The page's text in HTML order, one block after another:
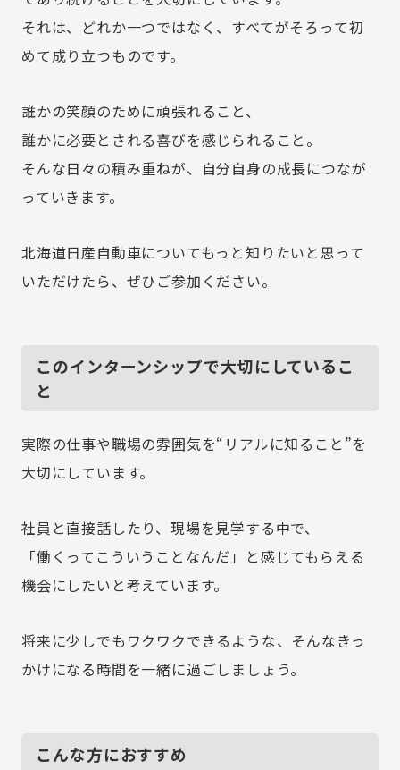
それは、どれか一つではなく、すべてがそろって初
めて成り立つものです。
誰かの笑顔のために頑張れること、
誰かに必要とされる喜びを感じられること。
そんな日々の積み重ねが、自分自身の成長につなが
っていきます。
北海道日産自動車についてもっと知りたいと思って
いただけたら、ぜひご参加ください。
このインターンシップで大切にしているこ
と
実際の仕事や職場の雰囲気を“リアルに知ること”を
大切にしています。
社員と直接話したり、現場を見学する中で、
「働くってこういうことなんだ」と感じてもらえる
機会にしたいと考えています。
将来に少しでもワクワクできるような、そんなきっ
かけになる時間を一緒に過ごしましょう。
こんな方におすすめ